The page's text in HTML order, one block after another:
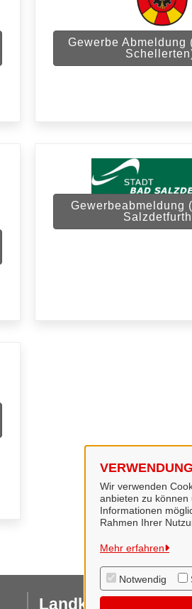
Wir verwenden
anbieten zu
Informationen
Rahmen Ihrer
Mehr erfahren
Notwendig
Gewerbe Abmeldung
Gewerbeabmeldung
Landkreis